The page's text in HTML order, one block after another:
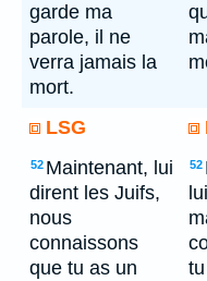
garde ma
parole, il ne
verra jamais la
mort.
LSG
52 Maintenant, lui
dirent les Juifs,
nous
connaissons
que tu as un
52